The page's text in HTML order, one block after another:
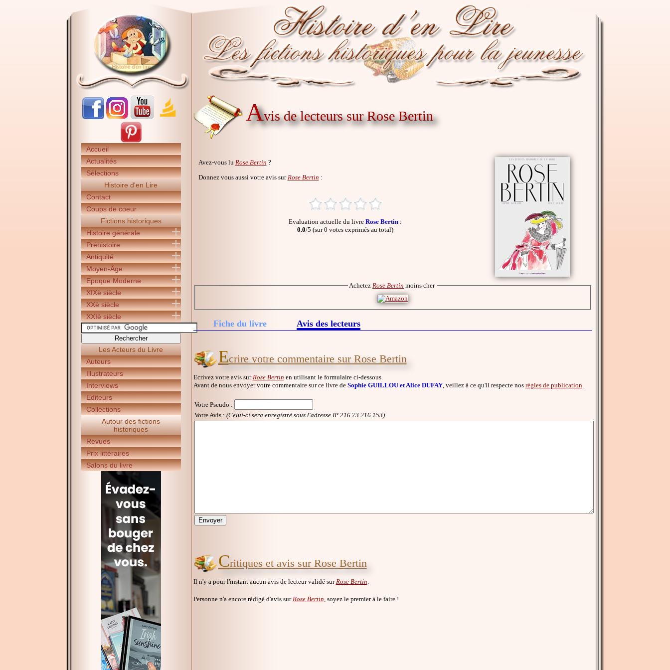
Accueil
Actualités
Sélections
Histoire d'en Lire
Contact
Coups de coeur
Fictions historiques
Histoire générale
Préhistoire
Antiquité
Moyen-Âge
Epoque Moderne
XIXè siècle
XXè siècle
XXIè siècle
Les Acteurs du Livre
Auteurs
Illustrateurs
Interviews
Editeurs
Collections
Autour des fictions
historiques
Revues
Prix littéraires
Salons du livre
Avis de lecteurs sur Rose Bertin
Avez-vous lu Rose Bertin ?
Donnez vous aussi votre avis sur Rose Bertin :
Evaluation actuelle du livre Rose Bertin :
0.0/5 (sur 0 votes exprimés au total)
Achetez Rose Bertin moins cher
Fiche du livre Avis des lecteurs
Ecrire votre commentaire sur Rose Bertin
Ecrivez votre avis sur Rose Bertin en utilisant le formulaire ci-dessous.
Avant de nous envoyer votre commentaire sur ce livre de Sophie GUILLOU et Alice DUFAY, veillez à ce qu'il respecte nos règles de publication
Votre Pseudo :
Votre Avis : (Celui-ci sera enregistré sous l'adresse IP 216.73.216.153)
Critiques et avis sur Rose Bertin
Il n'y a pour l'instant aucun avis de lecteur validé surRose Bertin.
Personne n'a encore rédigé d'avis sur Rose Bertin , soyez le premier à le faire !